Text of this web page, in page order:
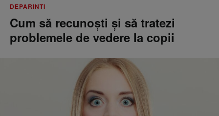
DEPARINTI
Cum să recunoști și să tratezi
problemele de vedere la copii